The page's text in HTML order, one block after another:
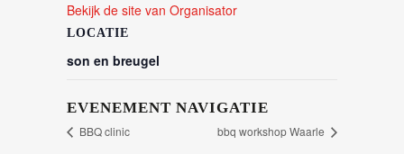
LOCATIE
son en breugel
Bekijk de site van Organisator
EVENEMENT NAVIGATIE
BBQ clinic bbq workshop Waarle